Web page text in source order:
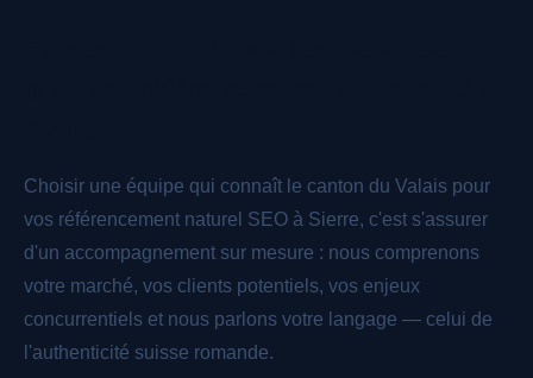
Choisir une équipe qui connaît le canton du Valais pour
vos référencement naturel SEO à Sierre, c'est s'assurer
d'un accompagnement sur mesure : nous comprenons
votre marché, vos clients potentiels, vos enjeux
concurrentiels et nous parlons votre langage — celui de
l'authenticité suisse romande.